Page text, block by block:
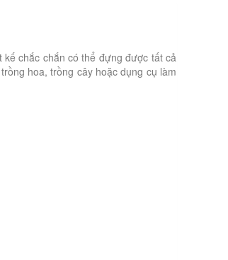
chắc chắn có thể đựng được tất cả
hoa, trồng cây hoặc dụng cụ làm